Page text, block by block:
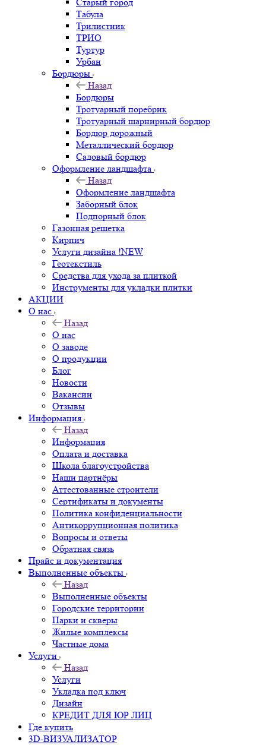
Табула
Трилистник
ТРИО
Туртур
Урбан
Бордюры
Назад
Бордюры
Тротуарный поребрик
Тротуарный шарнирный бордюр
Бордюр дорожный
Металлический бордюр
Садовый бордюр
Оформление ландшафта
Назад
Оформление ландшафта
Заборный блок
Подпорный блок
Газонная решетка
Кирпич
Услуги дизайна !NEW
Геотекстиль
Средства для ухода за плиткой
Инструменты для укладки плитки
АКЦИИ
О нас
Назад
О нас
О заводе
О продукции
Блог
Новости
Вакансии
Отзывы
Информация
Назад
Информация
Оплата и доставка
Школа благоустройства
Наши партнёры
Аттестованные строители
Сертификаты и документы
Политика конфиденциальности
Антикоррупционная политика
Вопросы и ответы
Обратная связь
Прайс и документация
Выполненные объекты
Назад
Выполненные объекты
Городские территории
Парки и скверы
Жилые комплексы
Частные дома
Услуги
Назад
Услуги
Укладка под ключ
Дизайн
КРЕДИТ ДЛЯ ЮР ЛИЦ
Где купить
3D-ВИЗУАЛИЗАТОР